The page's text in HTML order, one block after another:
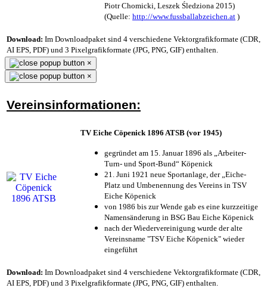
Piotr Chomicki, Leszek Śledziona 2015)
(Quelle: http://www.fussballabzeichen.at )
Download: Im Downloadpaket sind 4 verschiedene Vektorgrafikformate (CDR,
AI EPS, PDF) und 3 Pixelgrafikformate (JPG, PNG, GIF) enthalten.
×
×
Vereinsinformationen:
TV Eiche Cöpenick 1896 ATSB (vor 1945)
gegründet am 15. Januar 1896 als „Arbeiter-
Turn- und Sport-Bund“ Köpenick
21. Juni 1921 neue Sportanlage, der „Eiche-
Platz und Umbenennung des Vereins in TSV
Eiche Köpenick
von 1986 bis zur Wende gab es eine kurzzeitige
Namensänderung in BSG Bau Eiche Köpenick
nach der Wiedervereinigung wurde der alte
Vereinsname "TSV Eiche Köpenick" wieder
eingeführt
Download: Im Downloadpaket sind 4 verschiedene Vektorgrafikformate (CDR,
AI EPS, PDF) und 3 Pixelgrafikformate (JPG, PNG, GIF) enthalten.